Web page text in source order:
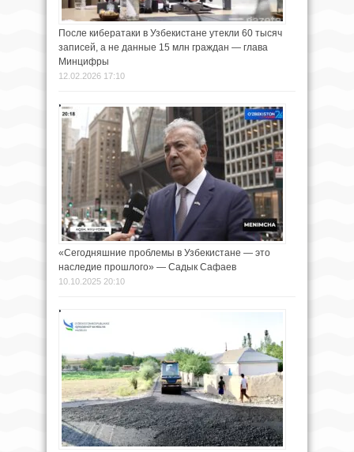
После кибератаки в Узбекистане утекли 60 тысяч
записей, а не данные 15 млн граждан — глава
Минцифры
12.02.2026 17:10
«Сегодняшние проблемы в Узбекистане — это
наследие прошлого» — Садык Сафаев
10.10.2025 20:10